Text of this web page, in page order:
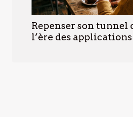
Repenser son tunnel
l’ère des